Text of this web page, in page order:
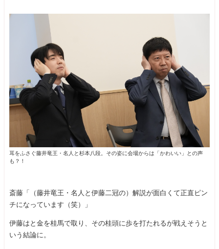
耳をふさぐ藤井竜王・名人と杉本八段。その姿に会場からは「かわいい」との声
も？！
斎藤「（藤井竜王・名人と伊藤二冠の）解説が面白くて正直ピン
チになっています（笑）」
伊藤はと金を桂馬で取り、その桂頭に歩を打たれるが戦えそうと
いう結論に。